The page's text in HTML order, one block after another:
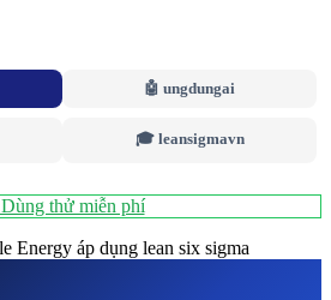
🤖 ungdungai
🎓 leansigmavn
thử miễn phí
Energy áp dụng lean six sigma